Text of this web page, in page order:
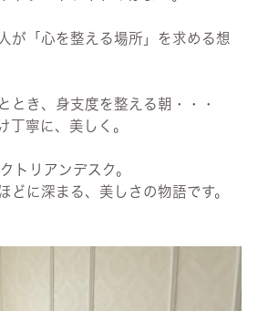
が「心を整える場所」を求める想
とき、身支度を整える朝・・・
丁寧に、美しく。
トリアンデスク。
どに深まる、美しさの物語です。